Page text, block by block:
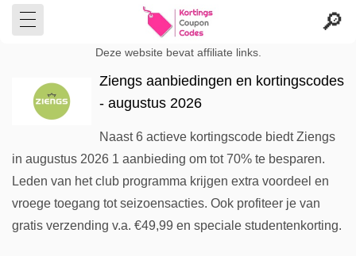
Deze website bevat affiliate links.
Ziengs aanbiedingen en kortingscodes
- augustus 2026
Naast 6 actieve kortingscode biedt Ziengs
in augustus 2026 1 aanbieding om tot 70% te besparen.
Leden van het club programma krijgen extra voordeel en
vroege toegang tot seizoensacties. Ook profiteer je van
gratis verzending v.a. €49,99 en speciale studentenkorting.